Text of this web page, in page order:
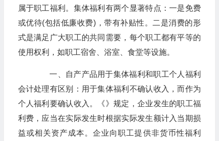
属于职工福利。集体福利有两个显著特点：一是免费
或优待(包括低廉收费)，带有补贴性。二是消费的形
式是满足广大职工的共同需要，每个职工都有平等的
使用权利，如职工宿舍、浴室、食堂等设施。
一、自产产品用于集体福利和职工个人福利
会计处理有区别：用于集体福利不确认收入，而作为
个人福利要确认收入。《》规定，企业发生的职工福
利费，应当在实际发生时根据实际发生额计入当期损
益或相关资产成本。企业向职工提供非货币性福利